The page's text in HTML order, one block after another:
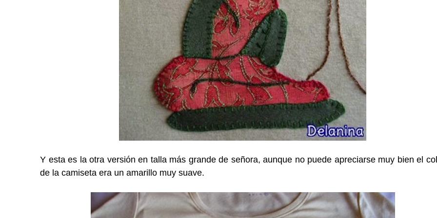
Y esta es la otra versión en talla más grande de señora, aunque no puede apreciarse muy bien el
de la camiseta era un amarillo muy suave.